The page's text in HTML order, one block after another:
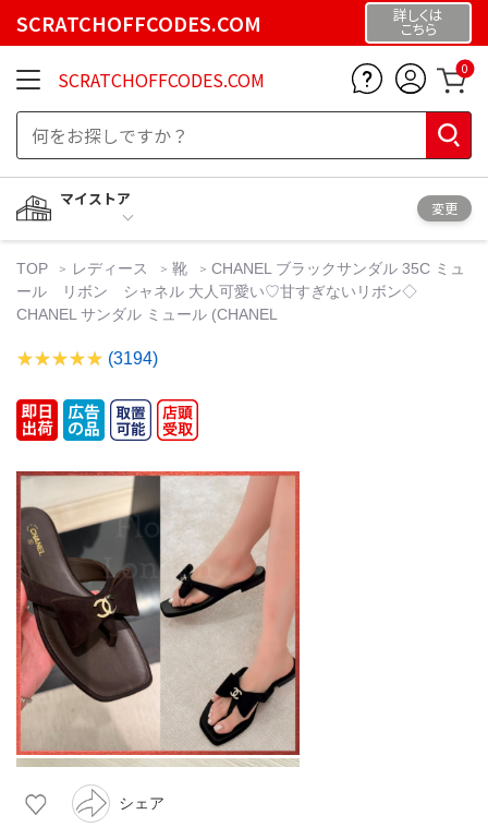
SCRATCHOFFCODES.COM 詳しくは
こちら
SCRATCHOFFCODES.COM 0
マイストア
変更
TOP レディース 靴
CHANEL ブラックサンダル 35C ミュ
ール リボン シャネル 大人可愛い♡甘すぎないリボン◇
CHANEL サンダル ミュール (CHANEL
(3194)
シェア